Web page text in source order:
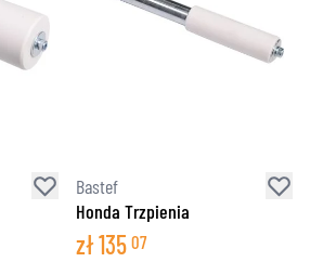
Bastef
Honda Trzpienia
zł135 07